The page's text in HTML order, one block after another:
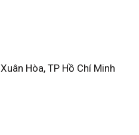
Hòa, TP Hồ Chí Minh